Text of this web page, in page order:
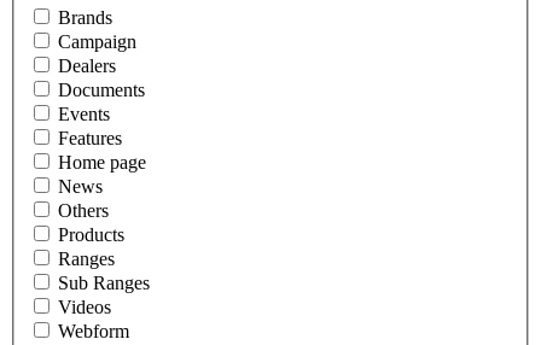
Brands
Campaign
Dealers
Documents
Events
Features
Home page
News
Others
Products
Ranges
Sub Ranges
Videos
Webform